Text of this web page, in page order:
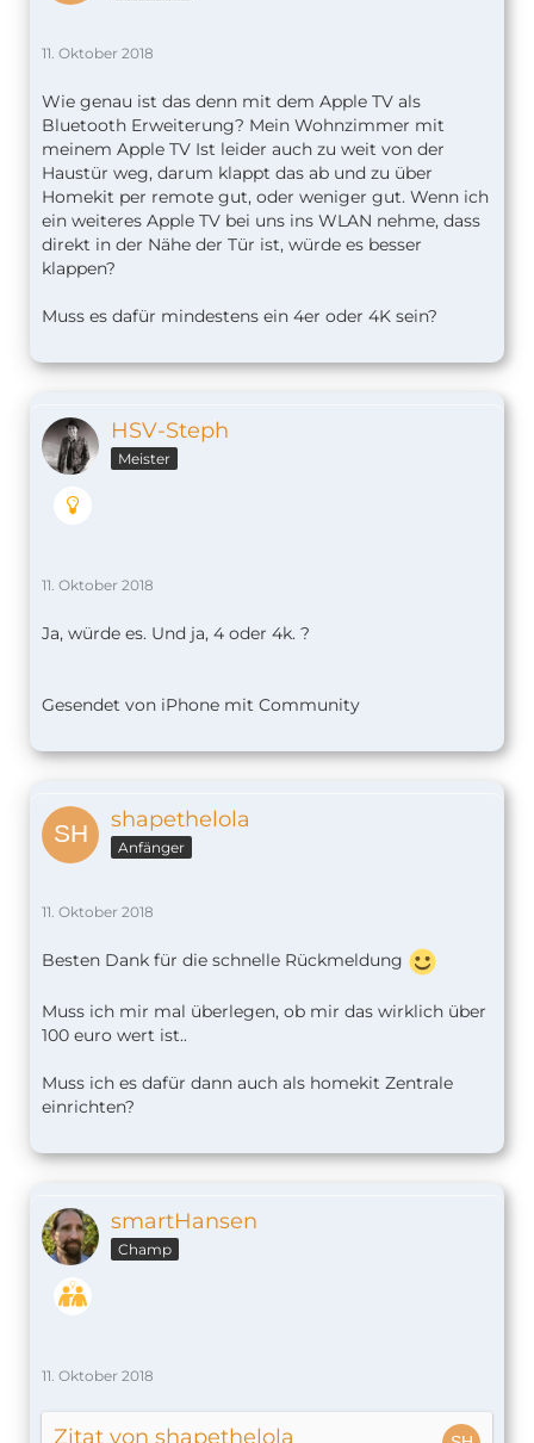
11. Oktober 2018
Wie genau ist das denn mit dem Apple TV als
Bluetooth Erweiterung? Mein Wohnzimmer mit
meinem Apple TV Ist leider auch zu weit von der
Haustür weg, darum klappt das ab und zu über
Homekit per remote gut, oder weniger gut. Wenn ich
ein weiteres Apple TV bei uns ins WLAN nehme, dass
direkt in der Nähe der Tür ist, würde es besser
klappen?
Muss es dafür mindestens ein 4er oder 4K sein?
HSV-Steph
Meister
11. Oktober 2018
Ja, würde es. Und ja, 4 oder 4k. ?
Gesendet von iPhone mit Community
shapethelola
Anfänger
11. Oktober 2018
Besten Dank für die schnelle Rückmeldung
Muss ich mir mal überlegen, ob mir das wirklich über
100 euro wert ist..
Muss ich es dafür dann auch als homekit Zentrale
einrichten?
smartHansen
Champ
11. Oktober 2018
Zitat von shapethelola